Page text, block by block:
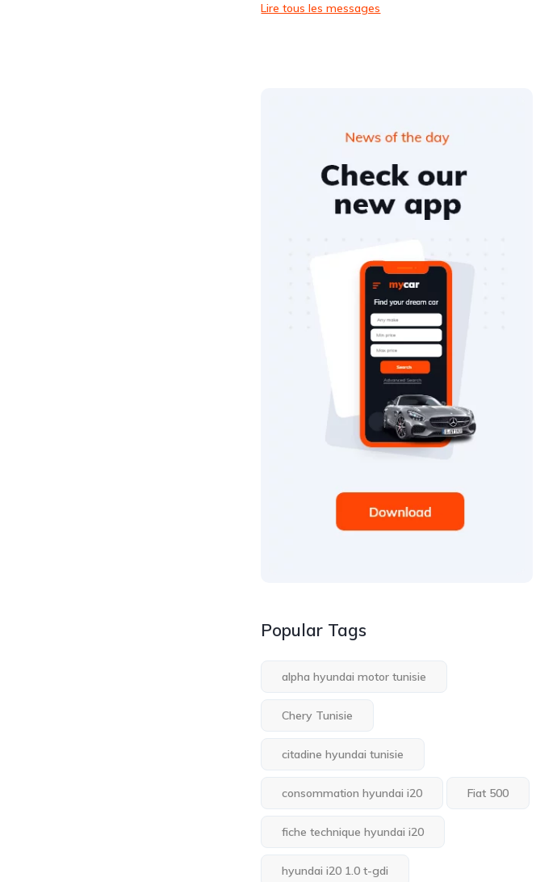
Lire tous les messages
Popular Tags
alpha hyundai motor tunisie
Chery Tunisie
citadine hyundai tunisie
consommation hyundai i20 Fiat 500
fiche technique hyundai i20
hyundai i20 1.0 t-gdi